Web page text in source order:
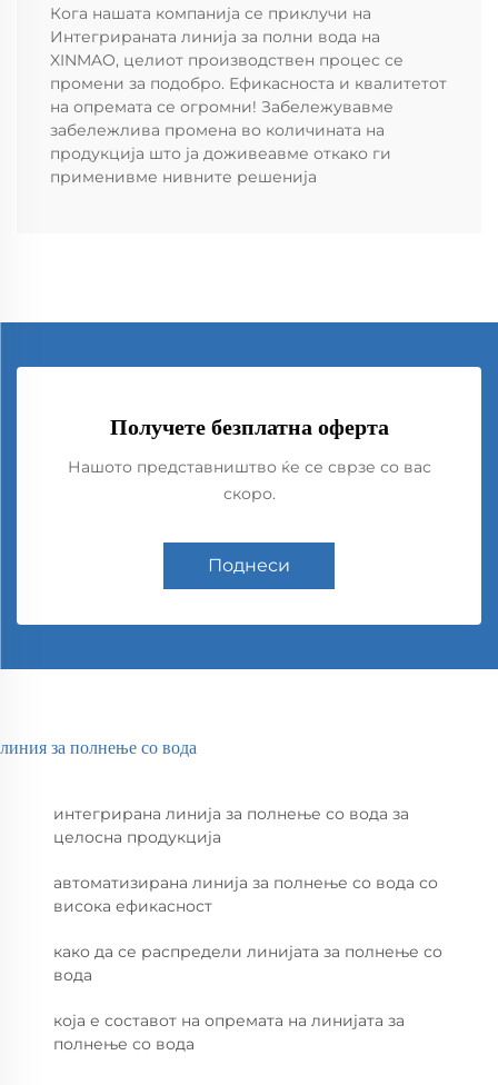
Кога нашата компанија се приклучи на
Интегрираната линија за полни вода на
XINMAO, целиот производствен процес се
промени за подобро. Ефикасноста и квалитетот
на опремата се огромни! Забележувавме
забележлива промена во количината на
продукција што ја доживеавме откако ги
применивме нивните решенија
Получете безплатна оферта
Нашото представништво ќе се сврзе со вас
скоро.
Поднеси
линия за полнење со вода
интегрирана линија за полнење со вода за
целосна продукција
автоматизирана линија за полнење со вода со
висока ефикасност
како да се распредели линијата за полнење со
вода
која е составот на опремата на линијата за
полнење со вода